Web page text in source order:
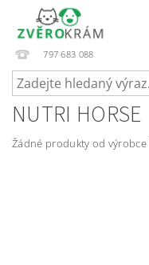
797 683 088
NUTRI HORSE
Žádné produkty od výrobce